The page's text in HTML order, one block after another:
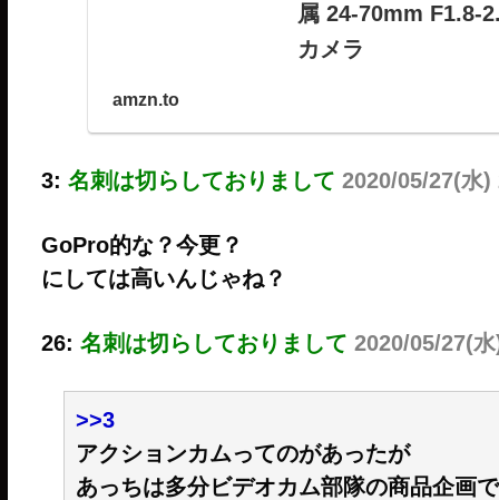
属 24-70mm F1.8-
カメラ
amzn.to
3: 名刺は切らしておりまして 2020/05/27(水
GoPro的な？今更？
にしては高いんじゃね？
26: 名刺は切らしておりまして 2020/05/27(
>>3
アクションカムってのがあったが
あっちは多分ビデオカム部隊の商品企画で